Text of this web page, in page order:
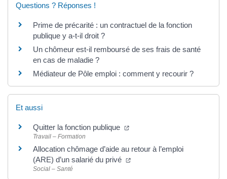
Questions ? Réponses !
Prime de précarité : un contractuel de la fonction
publique y a-t-il droit ?
Un chômeur est-il remboursé de ses frais de santé
en cas de maladie ?
Médiateur de Pôle emploi : comment y recourir ?
Et aussi
Quitter la fonction publique
Travail – Formation
Allocation chômage d’aide au retour à l’emploi
(ARE) d’un salarié du privé
Social – Santé